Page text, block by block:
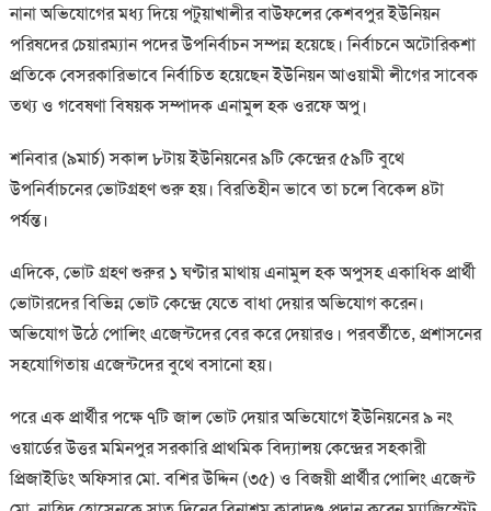
নানা অভিযোগের মধ্য দিয়ে পটুয়াখালীর বাউফলের কেশবপুর ইউনিয়ন
পরিষদের চেয়ারম্যান পদের উপনির্বাচন সম্পন্ন হয়েছে। নির্বাচনে অটোরিকশা
প্রতিকে বেসরকারিভাবে নির্বাচিত হয়েছেন ইউনিয়ন আওয়ামী লীগের সাবেক
তথ্য ও গবেষণা বিষয়ক সম্পাদক এনামুল হক ওরফে অপু।
শনিবার (৯মার্চ) সকাল ৮টায় ইউনিয়নের ৯টি কেন্দ্রের ৫৯টি বুথে
উপনির্বাচনের ভোটগ্রহণ শুরু হয়। বিরতিহীন ভাবে তা চলে বিকেল ৪টা
পর্যন্ত।
এদিকে, ভোট গ্রহণ শুরুর ১ ঘণ্টার মাথায় এনামুল হক অপুসহ একাধিক প্রার্থী
ভোটারদের বিভিন্ন ভোট কেন্দ্রে যেতে বাধা দেয়ার অভিযোগ করেন।
অভিযোগ উঠে পোলিং এজেন্টদের বের করে দেয়ারও। পরবর্তীতে, প্রশাসনের
সহযোগিতায় এজেন্টদের বুথে বসানো হয়।
পরে এক প্রার্থীর পক্ষে ৭টি জাল ভোট দেয়ার অভিযোগে ইউনিয়নের ৯ নং
ওয়ার্ডের উত্তর মমিনপুর সরকারি প্রাথমিক বিদ্যালয় কেন্দ্রের সহকারী
প্রিজাইডিং অফিসার মো. বশির উদ্দিন (৩৫) ও বিজয়ী প্রার্থীর পোলিং এজেন্ট